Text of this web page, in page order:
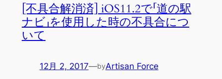
[不具合解消済] iOS11.2で「道の駅
ナビ」を使用した時の不具合につ
いて
12月 2, 2017—byArtisan Force